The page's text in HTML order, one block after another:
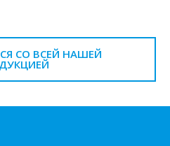
СО ВСЕЙ НАШЕЙ